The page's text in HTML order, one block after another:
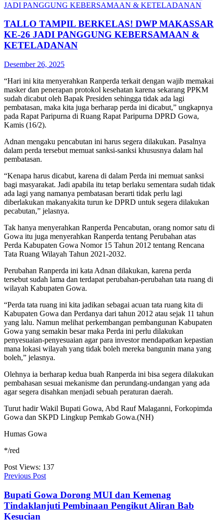
TALLO TAMPIL BERKELAS! DWP MAKASSAR
KE-26 JADI PANGGUNG KEBERSAMAAN &
KETELADANAN
Desember 26, 2025
“Hari ini kita menyerahkan Ranperda terkait dengan wajib memakai
masker dan penerapan protokol kesehatan karena sekarang PPKM
sudah dicabut oleh Bapak Presiden sehingga tidak ada lagi
pembatasan, maka kita juga berharap perda ini dicabut,” ungkapnya
pada Rapat Paripurna di Ruang Rapat Paripurna DPRD Gowa,
Kamis (16/2).
Adnan mengaku pencabutan ini harus segera dilakukan. Pasalnya
dalam perda tersebut memuat sanksi-sanksi khususnya dalam hal
pembatasan.
“Kenapa harus dicabut, karena di dalam Perda ini memuat sanksi
bagi masyarakat. Jadi apabila itu tetap berlaku sementara sudah tidak
ada lagi yang namanya pembatasan berarti tidak perlu lagi
diberlakukan makanyakita turun ke DPRD untuk segera dilakukan
pecabutan,” jelasnya.
Tak hanya menyerahkan Ranperda Pencabutan, orang nomor satu di
Gowa itu juga menyerahkan Ranperda tentang Perubahan atas
Perda Kabupaten Gowa Nomor 15 Tahun 2012 tentang Rencana
Tata Ruang Wilayah Tahun 2021-2032.
Perubahan Ranperda ini kata Adnan dilakukan, karena perda
tersebut sudah lama dan terdapat perubahan-perubahan tata ruang di
wilayah Kabupaten Gowa.
“Perda tata ruang ini kita jadikan sebagai acuan tata ruang kita di
Kabupaten Gowa dan Perdanya dari tahun 2012 atau sejak 11 tahun
yang lalu. Namun melihat perkembangan pembangunan Kabupaten
Gowa yang semakin besar maka Perda ini perlu dilakukan
penyesuaian-penyesuaian agar para investor mendapatkan kepastian
mana lokasi wilayah yang tidak boleh mereka bangunin mana yang
boleh,” jelasnya.
Olehnya ia berharap kedua buah Ranperda ini bisa segera dilakukan
pembahasan sesuai mekanisme dan perundang-undangan yang ada
agar segera disahkan menjadi sebuah peraturan daerah.
Turut hadir Wakil Bupati Gowa, Abd Rauf Malaganni, Forkopimda
Gowa dan SKPD Lingkup Pemkab Gowa.(NH)
Humas Gowa
*/red
Post Views: 137
Previous Post
Bupati Gowa Dorong MUI dan Kemenag
Tindaklanjuti Pembinaan Pengikut Aliran Bab
Kesucian